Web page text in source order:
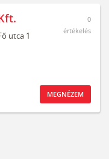
utca 1
0
értékelés
MEGNÉZEM